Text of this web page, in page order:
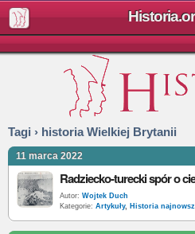
Tagi › historia Wielkiej Brytanii
11 marca 2022
Autor: Wojtek Duch
Kategorie: Artykuły, Historia